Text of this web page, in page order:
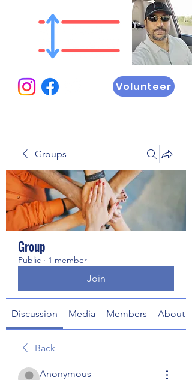
Volunteer
Groups
Group
Public · 1 member
Join
Discussion Media Members About
Back
Anonymous